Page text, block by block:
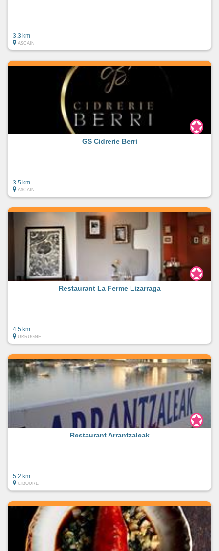
3.3 km
ASCAIN
GS Cidrerie Berri
3.5 km
ASCAIN
Restaurant La Ferme Lizarraga
4.5 km
URRUGNE
Restaurant Arrantzaleak
5.2 km
CIBOURE